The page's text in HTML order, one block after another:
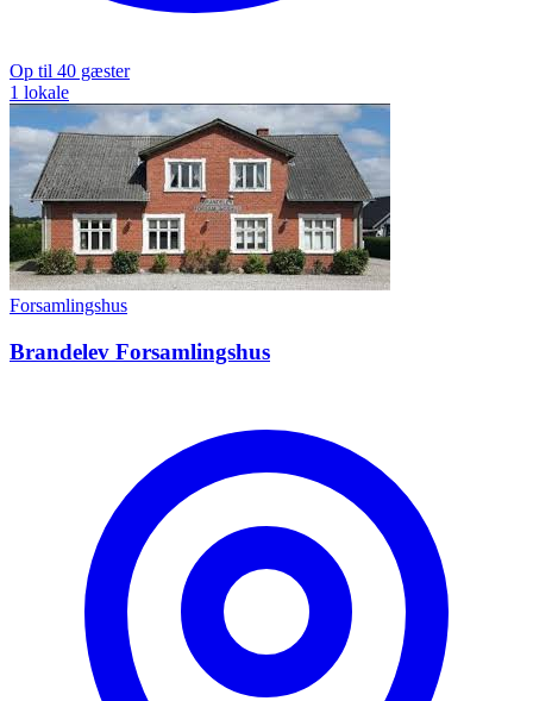
Op til 40 gæster
1 lokale
Forsamlingshus
Brandelev Forsamlingshus